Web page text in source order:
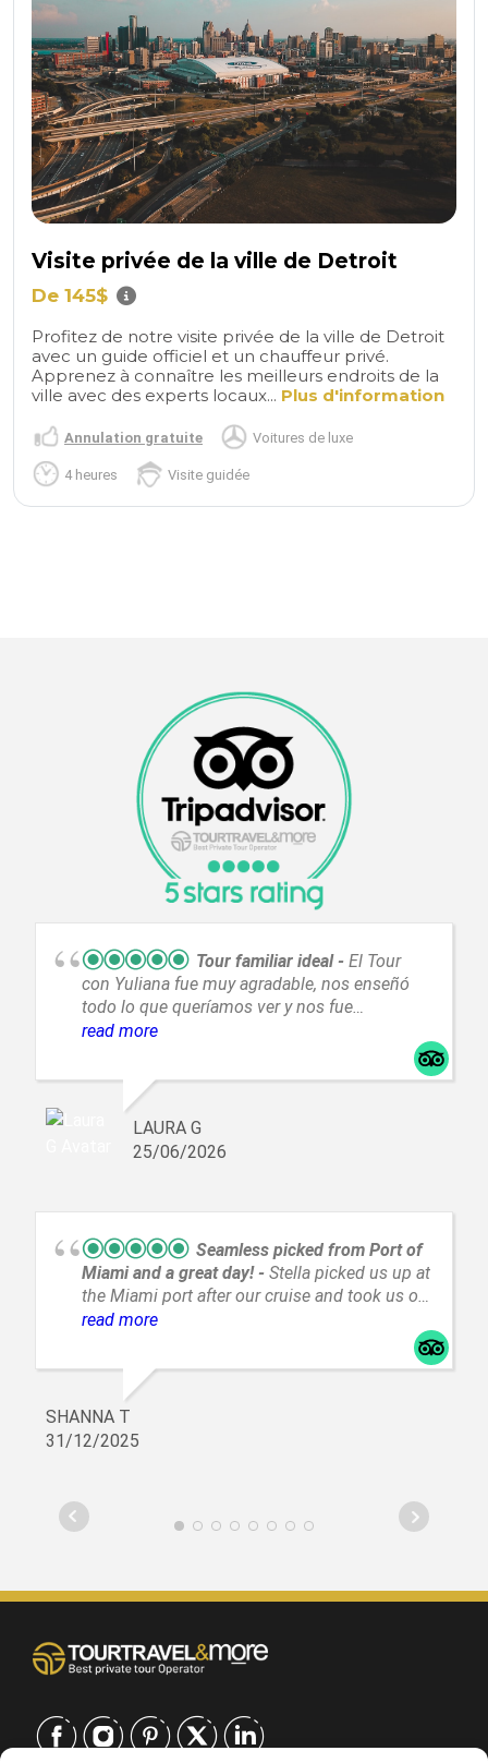
Visite privée de la ville de Detroit
De 145$
Profitez de notre visite privée de la ville de Detroit
avec un guide officiel et un chauffeur privé.
Apprenez à connaître les meilleurs endroits de la
ville avec des experts locaux... Plus d'information
Annulation gratuite Voitures de luxe
4 heures Visite guidée
Tour familiar ideal
El Tour
con Yuliana fue muy agradable, nos enseñó
todo lo que queríamos ver y nos fue
explicando todo muy bien. Fue muy atenta y
read more
LAURA G
25/06/2026
Seamless picked from Port of
Miami and a great day!
Stella picked us up at
the Miami port after our cruise and took us on
a fantastic tour of Everglades. Such a great
read more
SHANNA T
31/12/2025